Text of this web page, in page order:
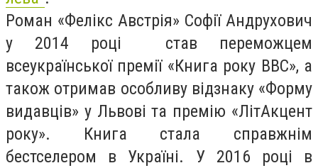
Роман «Фелікс Австрія» Софії Андрухович
у 2014 році став переможцем
всеукраїнської премії «Книга року ВВС», а
також отримав особливу відзнаку «Форму
видавців» у Львові та премію «ЛітАкцент
року». Книга стала справжнім
бестселером в Україні. У 2016 році в